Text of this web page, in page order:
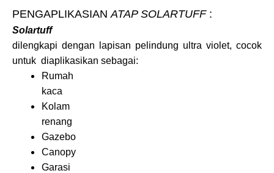
PENGAPLIKASIANATAP SOLARTUFF:
Solartuff
dilengkapi dengan lapisan pelindung ultra violet, cocok
untuk diaplikasikan sebagai:
Rumah
kaca
Kolam
renang
Gazebo
Canopy
Garasi